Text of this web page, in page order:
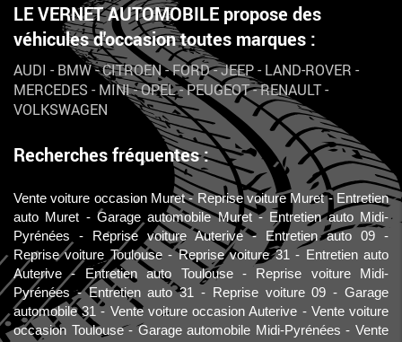
LE VERNET AUTOMOBILE propose des
véhicules d'occasion toutes marques :
AUDI - BMW-CITROEN-FORD-JEEP- LAND-ROVER -
MERCEDES - MINI-OPEL-PEUGEOT-RENAULT-
VOLKSWAGEN
Recherches fréquentes :
Vente voiture occasion Muret Reprise voiture Muret
Entretien
auto Muret
Garage automobile Muret
Entretien auto Midi-
Pyrénées
Reprise voiture Auterive
Entretien auto 09
Reprise voiture Toulouse
Reprise voiture 31
Entretien auto
Auterive
Entretien auto Toulouse
Reprise voiture Midi-
Pyrénées
Entretien auto 31 Reprise voiture 09
Garage
automobile 31
Vente voiture occasion Auterive
Vente voiture
occasion Toulouse
Garage automobile Midi-Pyrénées
Vente